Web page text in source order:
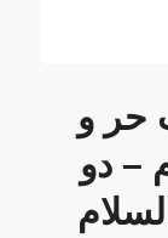
حر و
– دو